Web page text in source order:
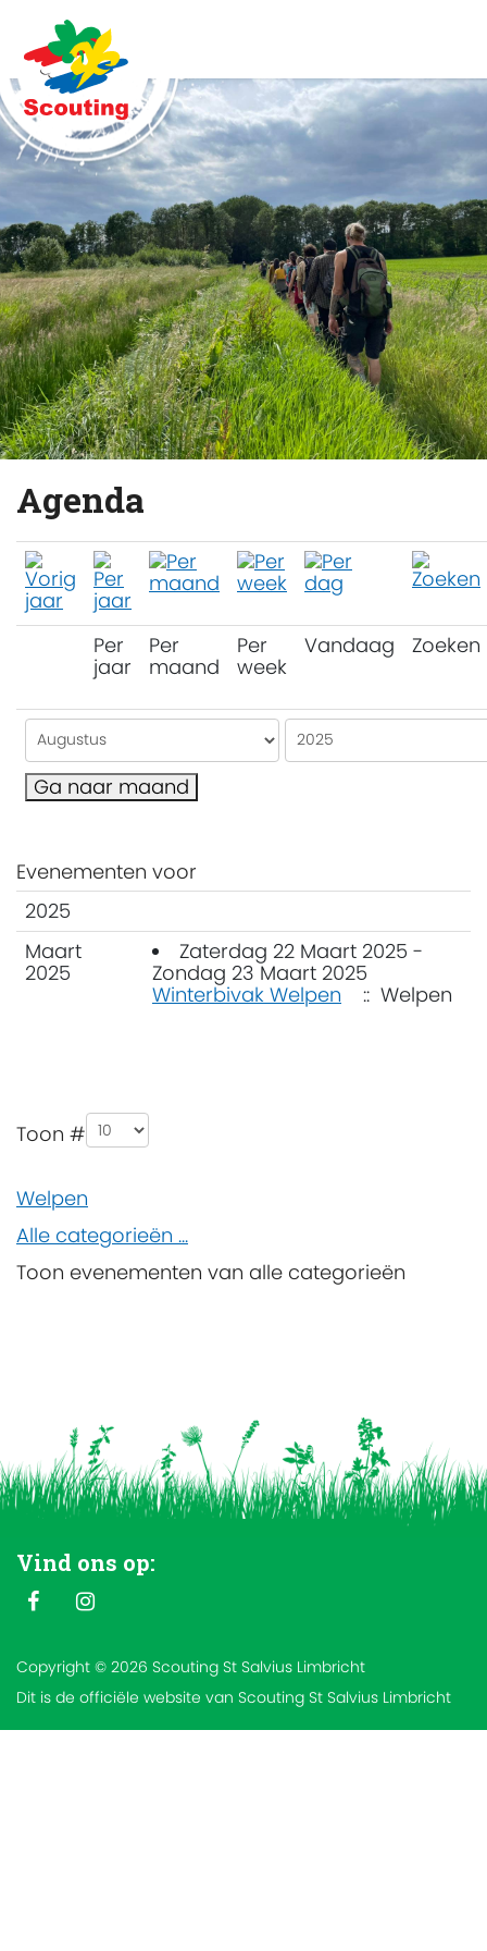
Agenda
Per
jaar
Per
maand
Per
week
Vandaag Zoeken
Ga naar maand
Evenementen voor
2025
Maart
2025
Zaterdag 22 Maart 2025 -
Zondag 23 Maart 2025
Winterbivak Welpen
:: Welpen
Pagination List Limit
Toon #
Welpen
Alle categorieën ...
Toon evenementen van alle categorieën
Vind ons op:
Copyright © 2026 Scouting St Salvius Limbricht
Dit is de officiële website van Scouting St Salvius Limbricht